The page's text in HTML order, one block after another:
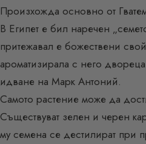
Произхожда основно от
В Египет е бил наречен
притежавал е божествени
ароматизирала с него
идване на Марк Антоний.
Самото растение може да
Съществуват зелен и черен
му семена се дестилират при